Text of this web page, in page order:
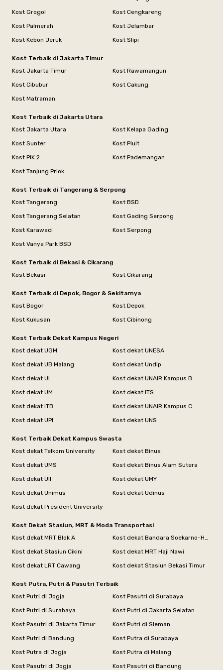
Kost Grogol
Kost Cengkareng
Kost Palmerah
Kost Jelambar
Kost Kebon Jeruk
Kost Slipi
Kost Terbaik di Jakarta Timur
Kost Jakarta Timur
Kost Rawamangun
Kost Cibubur
Kost Cakung
Kost Matraman
Kost Terbaik di Jakarta Utara
Kost Jakarta Utara
Kost Kelapa Gading
Kost Sunter
Kost Pluit
Kost PIK 2
Kost Pademangan
Kost Tanjung Priok
Kost Terbaik di Tangerang & Serpong
Kost Tangerang
Kost BSD
Kost Tangerang Selatan
Kost Gading Serpong
Kost Karawaci
Kost Serpong
Kost Vanya Park BSD
Kost Terbaik di Bekasi & Cikarang
Kost Bekasi
Kost Cikarang
Kost Terbaik di Depok, Bogor & Sekitarnya
Kost Bogor
Kost Depok
Kost Kukusan
Kost Cibinong
Kost Terbaik Dekat Kampus Negeri
Kost dekat UGM
Kost dekat UNESA
Kost dekat UB Malang
Kost dekat Undip
Kost dekat UI
Kost dekat UNAIR Kampus B
Kost dekat UM
Kost dekat ITS
Kost dekat ITB
Kost dekat UNAIR Kampus C
Kost dekat UPI
Kost dekat UNS
Kost Terbaik Dekat Kampus Swasta
Kost dekat Telkom University
Kost dekat Binus
Kost dekat UMS
Kost dekat Binus Alam Sutera
Kost dekat UII
Kost dekat UMY
Kost dekat Unimus
Kost dekat Udinus
Kost dekat President University
Kost Dekat Stasiun, MRT & Moda Transportasi
Kost dekat MRT Blok A
Kost dekat Bandara Soekarno-Hatta
Kost dekat Stasiun Cikini
Kost dekat MRT Haji Nawi
Kost dekat LRT Cawang
Kost dekat Stasiun Bekasi Timur
Kost Putra, Putri & Pasutri Terbaik
Kost Putri di Jogja
Kost Pasutri di Surabaya
Kost Putri di Surabaya
Kost Putri di Jakarta Selatan
Kost Pasutri di Jakarta Timur
Kost Putri di Sleman
Kost Putri di Bandung
Kost Putra di Surabaya
Kost Putra di Jogja
Kost Putra di Malang
Kost Pasutri di Jogja
Kost Pasutri di Bandung